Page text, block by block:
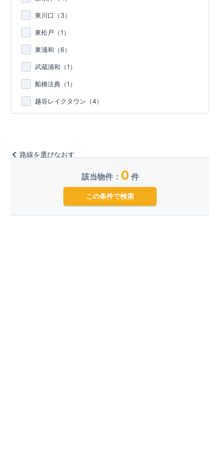
東川口（3）
東松戸（1）
東浦和（6）
武蔵浦和（1）
船橋法典（1）
越谷レイクタウン（4）
路線を選びなおす
該当物件： 0 件
この条件で検索